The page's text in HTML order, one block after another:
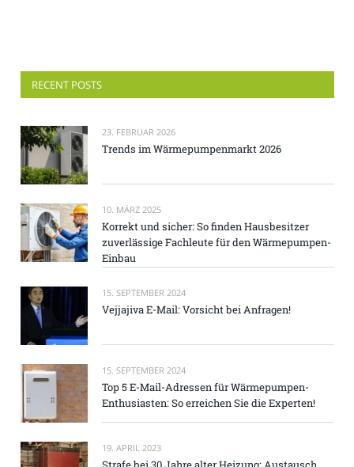
RECENT POSTS
23. FEBRUAR 2026
Trends im Wärmepumpenmarkt 2026
10. MÄRZ 2025
Korrekt und sicher: So finden Hausbesitzer
zuverlässige Fachleute für den Wärmepumpen-
Einbau
15. SEPTEMBER 2024
Vejjajiva E-Mail: Vorsicht bei Anfragen!
15. SEPTEMBER 2024
Top 5 E-Mail-Adressen für Wärmepumpen-
Enthusiasten: So erreichen Sie die Experten!
19. APRIL 2023